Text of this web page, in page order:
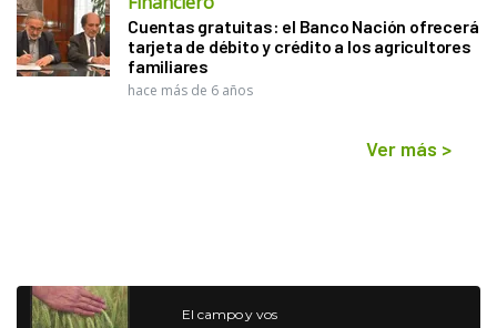
Cuentas gratuitas: el Banco Nación ofrecerá
tarjeta de débito y crédito a los agricultores
familiares
hace más de 6 años
Ver más >
El campo y vos